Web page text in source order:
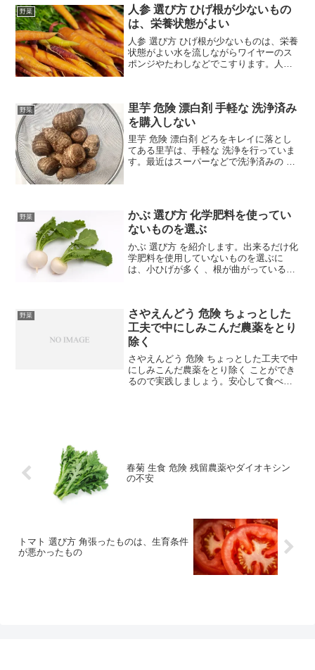
る消費者もいると思うのですが、安心し
てばかりはいられない...
野菜
人参 選び方 ひげ根が少ないもの
は、栄養状態がよい
人参 選び方 ひげ根が少ないものは、栄養
状態がよい水を流しながらワイヤーのス
ポンジやたわしなどでこすります。人参
をむいたほうが、表皮下...
野菜
里芋 危険 漂白剤 手軽な 洗浄済み
を購入しない
里芋 危険 漂白剤 どろをキレイに落とし
てある里芋は、手軽な 洗浄を行っていま
す。最近はスーパーなどで洗浄済みの 里
です。手間はか...
野菜
かぶ 選び方 化学肥料を使ってい
ないものを選ぶ
かぶ 選び方 を紹介します。出来るだけ化
学肥料を使用していないものを選ぶに
は、小ひげが多く 、根が曲がっているも
要です。安全なか...
野菜
さやえんどう 危険 ちょっとした
工夫で中にしみこんだ農薬をとり
除く
さやえんどう 危険 ちょっとした工夫で中
にしみこんだ農薬をとり除く ことができ
るので実践しましょう。安心して食べる
春菊 生食 危険 残留農薬やダイオキシン
の不安
トマト 選び方 角張ったものは、生育条件
が悪かったもの